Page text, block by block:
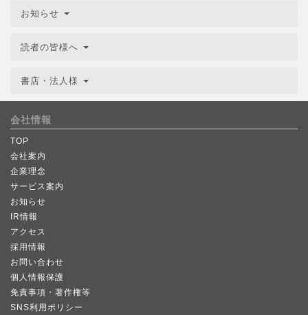
お知らせ
読者の皆様へ
書店・法人様
会社情報
TOP
会社案内
企業理念
サービス案内
お知らせ
IR情報
アクセス
採用情報
お問い合わせ
個人情報保護
免責事項・著作権等
SNS利用ポリシー